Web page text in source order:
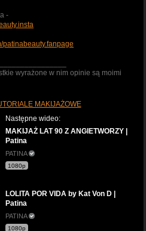
-
patinabeauty.fanpage
wyrażone w nim opinie są moimi
MAKIJAŻOWE
Następne wideo:
MAKIJAŻ LAT 90 Z ANGIETWORZY |
Patina
PATINA
1080p
LOLITA POR VIDA by Kat Von D |
Patina
PATINA
1080p